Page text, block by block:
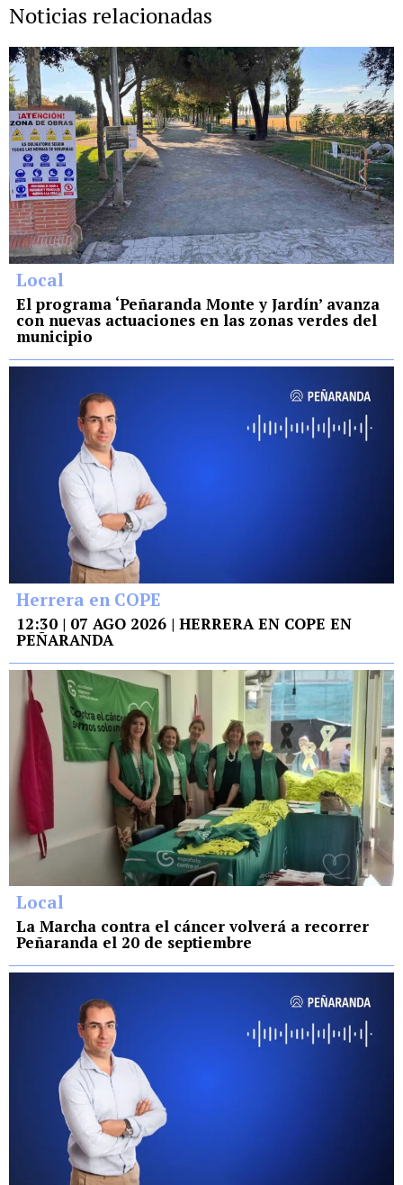
Noticias relacionadas
Local
El programa ‘Peñaranda Monte y Jardín’ avanza
con nuevas actuaciones en las zonas verdes del
municipio
Herrera en COPE
12:30 | 07 AGO 2026 | HERRERA EN COPE EN
PEÑARANDA
Local
La Marcha contra el cáncer volverá a recorrer
Peñaranda el 20 de septiembre